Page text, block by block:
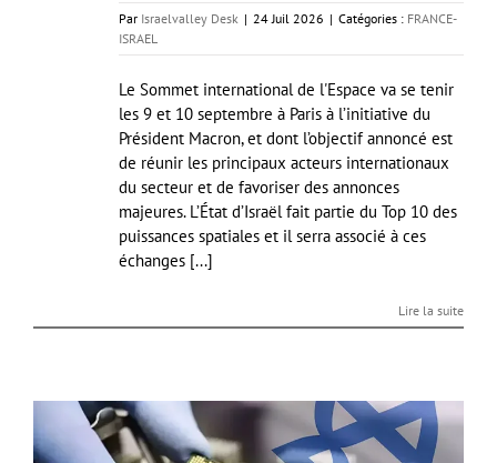
Par Israelvalley Desk | 24 Juil 2026 | Catégories : FRANCE-
ISRAEL
Le Sommet international de l'Espace va se tenir
les 9 et 10 septembre à Paris à l’initiative du
Président Macron, et dont l’objectif annoncé est
de réunir les principaux acteurs internationaux
du secteur et de favoriser des annonces
majeures. L’État d’Israël fait partie du Top 10 des
puissances spatiales et il serra associé à ces
échanges [...]
Lire la suite